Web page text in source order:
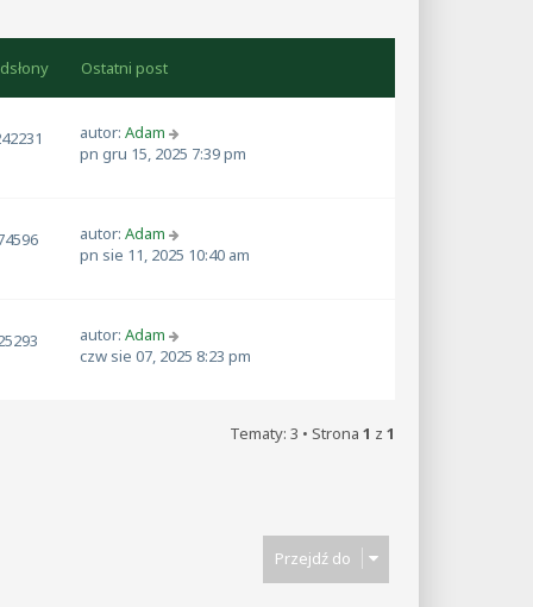
Ostatni post
autor: Adam
pn gru 15, 2025 7:39 pm
autor: Adam
pn sie 11, 2025 10:40 am
autor: Adam
czw sie 07, 2025 8:23 pm
Tematy: 3 • Strona 1 z 1
Przejdź do